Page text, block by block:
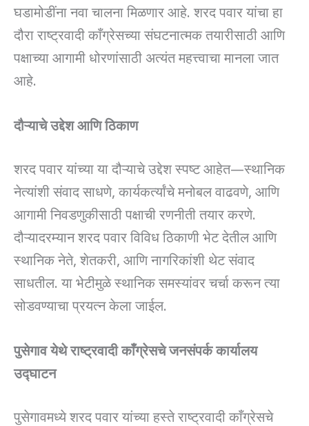
घडामोडींना नवा चालना मिळणार आहे. शरद पवार यांचा हा
दौरा राष्ट्रवादी काँग्रेसच्या संघटनात्मक तयारीसाठी आणि
पक्षाच्या आगामी धोरणांसाठी अत्यंत महत्त्वाचा मानला जात
आहे.
दौऱ्याचे उद्देश आणि ठिकाण
शरद पवार यांच्या या दौऱ्याचे उद्देश स्पष्ट आहेत—स्थानिक
नेत्यांशी संवाद साधणे, कार्यकर्त्यांचे मनोबल वाढवणे, आणि
आगामी निवडणुकीसाठी पक्षाची रणनीती तयार करणे.
दौऱ्यादरम्यान शरद पवार विविध ठिकाणी भेट देतील आणि
स्थानिक नेते, शेतकरी, आणि नागरिकांशी थेट संवाद
साधतील. या भेटीमुळे स्थानिक समस्यांवर चर्चा करून त्या
सोडवण्याचा प्रयत्न केला जाईल.
पुसेगाव येथे राष्ट्रवादी काँग्रेसचे जनसंपर्क कार्यालय
उद्घाटन
पुसेगावमध्ये शरद पवार यांच्या हस्ते राष्ट्रवादी काँग्रेसचे